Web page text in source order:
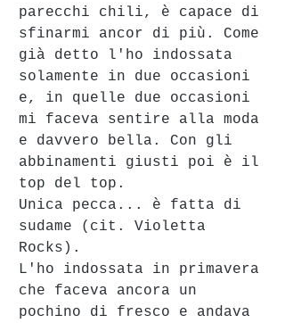
parecchi chili, è capace di
sfinarmi ancor di più. Come
già detto l'ho indossata
solamente in due occasioni
e, in quelle due occasioni
mi faceva sentire alla moda
e davvero bella. Con gli
abbinamenti giusti poi è il
top del top.
Unica pecca... è fatta di
sudame (cit. Violetta
Rocks).
L'ho indossata in primavera
che faceva ancora un
pochino di fresco e andava